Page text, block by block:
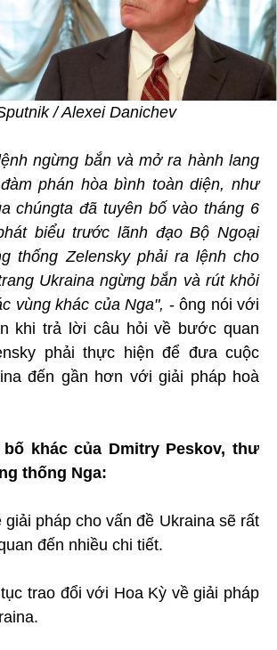
/ Alexei Danichev
ngừng bắn và mở ra hành lang
phán hòa bình toàn diện, như
chúngta đã tuyên bố vào tháng 6
biểu trước lãnh đạo Bộ Ngoại
thống Zelensky phải ra lệnh cho
Ukraina ngừng bắn và rút khỏi
vùng khác của Nga", - ông nói với
khi trả lời câu hỏi về bước quan
phải thực hiện để đưa cuộc
đến gần hơn với giải pháp hoà
khác của Dmitry Peskov, thư
thống Nga:
pháp cho vấn đề Ukraina sẽ rất
đến nhiều chi tiết.
trao đổi với Hoa Kỳ về giải pháp